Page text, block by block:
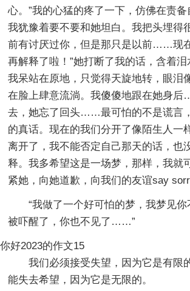
心。”我的心猛的疼了一下，仿佛在责备
我犹豫着要不要和她坦白。我把头埋得
前有讨厌过你，但是那只是以前……现
再解释了啦！”她打断了我的话，含着泪
我呆站在原地，只觉得天旋地转，眼泪
在脸上肆意流淌。我傻傻地跟在她身
去，她忘了回头……最可怕的不是谎言
的真话。现在的我们分开了像陌生人一
离开了，我不能否定自己那天的话，也
释。我多希望这是一场梦，那样，我就
紧她，向她道歉，向我们的友谊say
“我做了一个好可怕的梦，我梦见
被吓醒了，你也不见了……”
你好2023的作文15
我们必须接受失望，因为它是有限
能失去希望，因为它是无限的。